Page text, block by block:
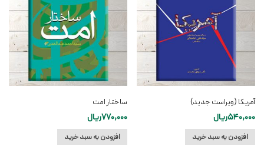
آمریکا (ویراست جدید)
540,000ریال
افزودن به سبد خرید
ساختار امت
770,000ریال
افزودن به سبد خرید